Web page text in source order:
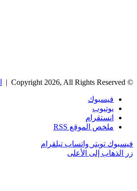
© Copyright 2026, All Rights Reserved |
فيسبوك
يوتيوب
انستقرام
ملخص الموقع RSS
فيسبوك تويتر واتساب تيلقرام
زر الذهاب إلى الأعلى